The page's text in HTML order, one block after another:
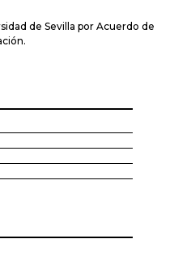
de Sevilla por Acuerdo de